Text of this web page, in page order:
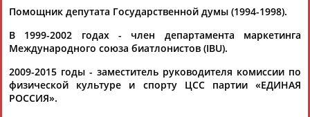
Каримжан
АБДРАХМАНОВ
Аделя
АБДРАХМАНОВА
Андрей
АБДУВАЛИЕВ
Герман
АБДУЛАЕВ
Рамазан
АБДУЛАЕВ
Тагир
Камиль
Загалав
Помощник депутата Государственной думы (1994-1998).
В 1999-2002 годах - член департамента маркетинга
Международного союза биатлонистов (IBU).
2009-2015 годы - заместитель руководителя комиссии по
физической культуре и спорту ЦСС партии «ЕДИНАЯ
РОССИЯ».